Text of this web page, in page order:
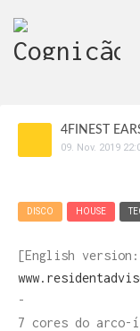
4FINEST
09. Nov. 2019
DISCO HOUSE
[English version:
-
7 cores do arco-